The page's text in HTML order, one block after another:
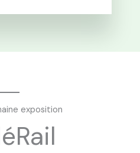
exposition